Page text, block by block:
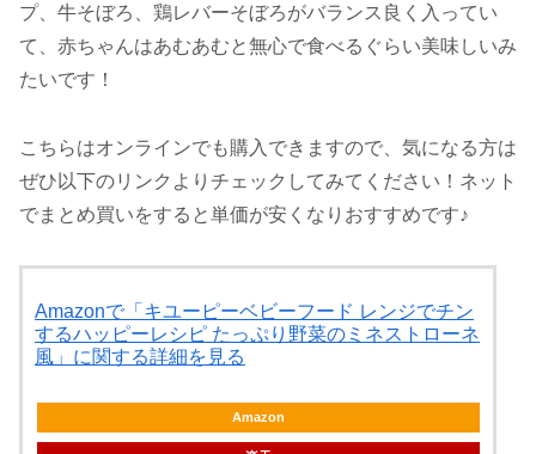
プ、牛そぼろ、鶏レバーそぼろがバランス良く入ってい
て、赤ちゃんはあむあむと無心で食べるぐらい美味しいみ
たいです！
こちらはオンラインでも購入できますので、気になる方は
ぜひ以下のリンクよりチェックしてみてください！ネット
でまとめ買いをすると単価が安くなりおすすめです♪
Amazonで「キユーピーベビーフード レンジでチン
するハッピーレシピ たっぷり野菜のミネストローネ
風」に関する詳細を見る
Amazon